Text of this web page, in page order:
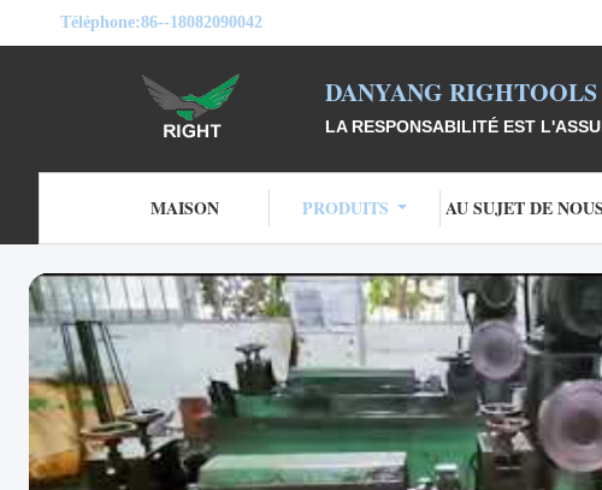
Téléphone:86--18082090042
DANYANG
LA RESPONSABILITÉ EST
MAISON PRODUITS AU SUJET DE NOUS